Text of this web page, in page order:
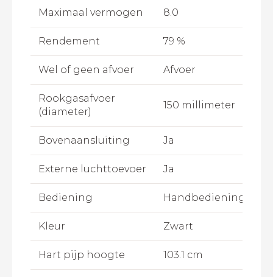
Maximaal vermogen 8.0
Rendement 79 %
Wel of geen afvoer Afvoer
Rookgasafvoer
(diameter)
150 millimeter
Bovenaansluiting Ja
Externe luchttoevoer Ja
Bediening Handbediening
Kleur Zwart
Hart pijp hoogte 103.1 cm